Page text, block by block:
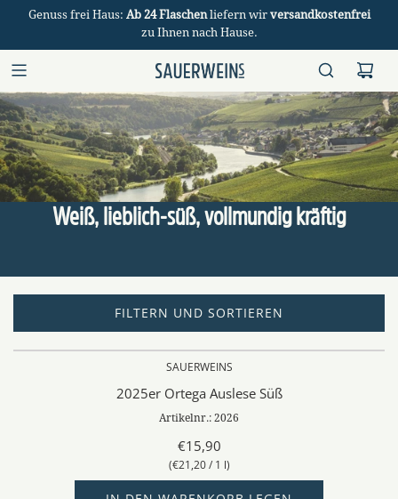
Genuss frei Haus: Ab 24 Flaschenliefern wir versandkostenfrei
zu Ihnen nach Hause.
Weiß, lieblich-süß, vollmundig kräftig
FILTERN UND SORTIEREN
SAUERWEINS
2025er Ortega Auslese Süß
Artikelnr.: 2026
€15,90
(€21,20 / 1 l)